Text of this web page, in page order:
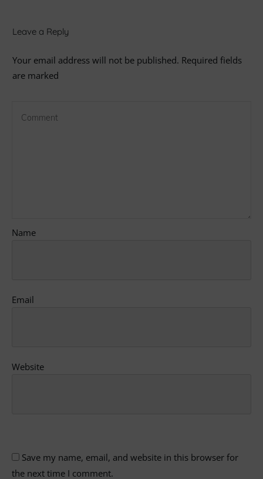
Leave a Reply
Your email address will not be published. Required fields
are marked
Name
Email
Website
Save my name, email, and website in this browser for
the next time I comment.